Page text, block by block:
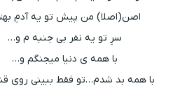
اصن(اصلا) من پیش تو یه آدمِ
سرِ تو یه نفر بی جنبه م و…
با همه ی دنیا میجنگم و…
با همه بد شدم…تو فقط ببینی روی